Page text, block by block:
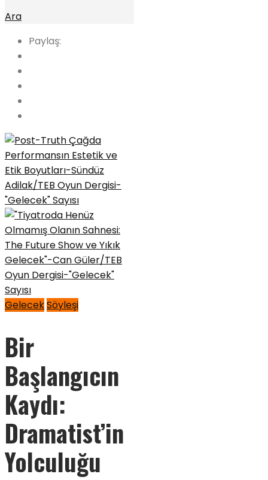
Ara
Paylaş:
GelecekSöyleşi
Bir
Başlangıcın
Kaydı:
Dramatist’in
Yolculuğu